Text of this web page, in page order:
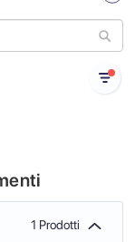
1 Prodotti